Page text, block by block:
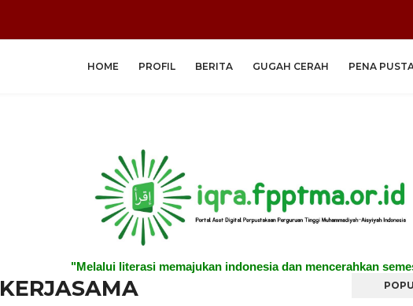
HOME PROFIL BERITA GUGAH CERAH PENA
"Melalui literasi memajukan indonesia dan mencerahkan
KERJASAMA